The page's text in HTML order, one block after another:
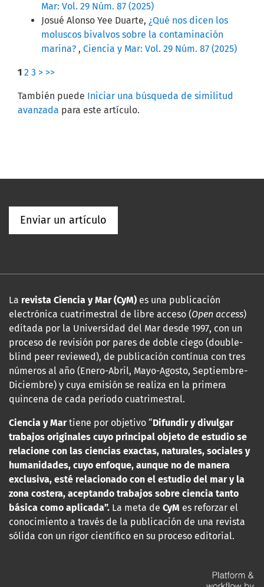
Mar: Vol. 29 Núm. 87 (2025)
Josué Alonso Yee Duarte, ¿Qué nos dicen los
moluscos bivalvos sobre la contaminación
marina? , Ciencia y Mar: Vol. 29 Núm. 87 (2025)
1 2 3 > >>
También puede Iniciar una búsqueda de similitud
avanzada para este artículo.
Enviar un artículo
La revista Ciencia y Mar (CyM) es una publicación
electrónica cuatrimestral de libre acceso (Open access)
editada por la Universidad del Mar desde 1997, con un
proceso de revisión por pares de doble ciego (double-
blind peer reviewed), de publicación contínua con tres
números al año (Enero-Abril, Mayo-Agosto, Septiembre-
Diciembre) y cuya emisión se realiza en la primera
quincena de cada periodo cuatrimestral.
Ciencia y Martiene por objetivo “Difundir y divulgar
trabajos originales cuyo principal objeto de estudio se
relacione con las ciencias exactas, naturales, sociales y
humanidades, cuyo enfoque, aunque no de manera
exclusiva, esté relacionado con el estudio del mar y la
zona costera, aceptando trabajos sobre ciencia tanto
básica como aplicada”. La meta de CyM es reforzar el
conocimiento a través de la publicación de una revista
sólida con un rigor científico en su proceso editorial.